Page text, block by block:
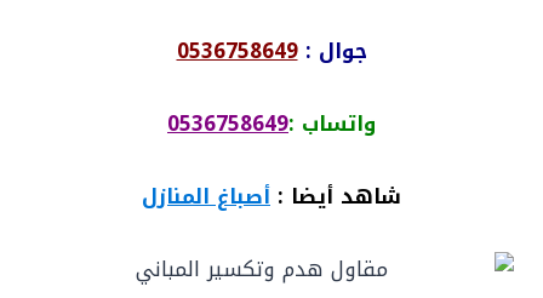
جوال :0536758649
واتساب :0536758649
شاهد أيضا : أصباغ المنازل